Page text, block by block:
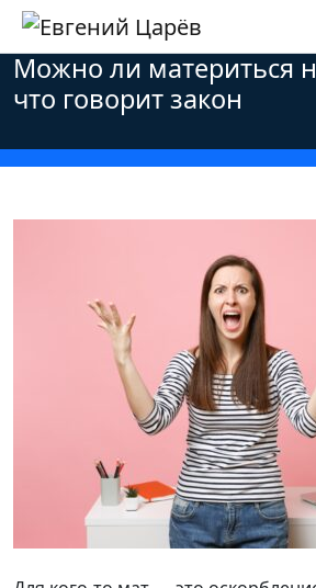
Главная»Новости»Оффтоп
Можно ли материться
что говорит закон